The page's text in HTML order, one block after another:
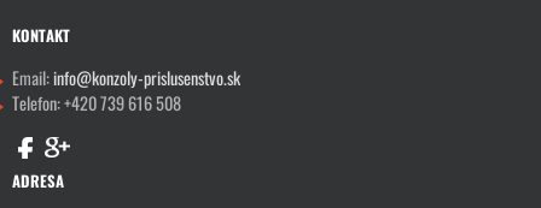
KONTAKT
Email:info@konzoly-prislusenstvo.sk
Telefon: +420 739 616 508
ADRESA